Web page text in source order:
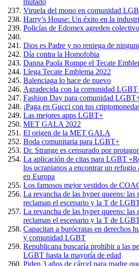
mutado
Viruela del mono en comunidad
Harry’s House: Un éxito en la
Policías de Edomex agreden
Dios es Padre y no reniega de
Día contra la Homofobia
Danna Paola Rompe el Tecate
Llega Tecate Emblema 2022
Balenciaga lo hace de nuevo
Agradecida con la comunidad
Fashion Day para comunidad
¡Paga en Gucci con tus
Las mejores apps LGBT+
MET GALA 2022
El origen de la MET GALA
Boda comunitaria para LGBT+
Dr. Strange es censurado por
La aplicación de citas para LGBT
los ucranianos a encontrar un
en Europa
Los famosos mejor vestidos de
La revancha de las hyper queens: las
reclaman el escenario y la T de
La revancha de las hyper queens: las
reclaman el escenario y la T de
Capacitan a burócratas en derechos
y comunidad LGBT
Republicana buscaría prohibir a las
LGBT hasta la mayoría de edad
Piden 3 años de cárcel para madre